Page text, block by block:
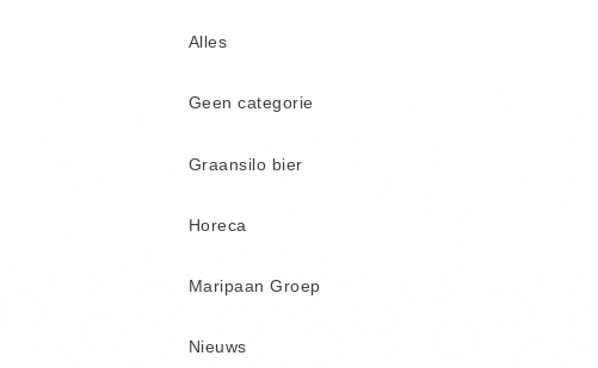
Alles
Geen categorie
Graansilo bier
Horeca
Maripaan Groep
Nieuws